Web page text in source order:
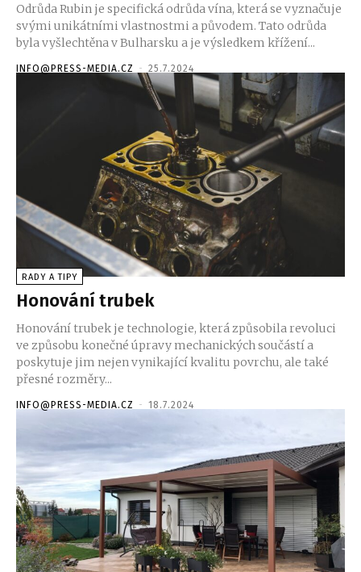
Odrůda Rubin je specifická odrůda vína, která se vyznačuje
svými unikátními vlastnostmi a původem. Tato odrůda
byla vyšlechtěna v Bulharsku a je výsledkem křížení...
INFO@PRESS-MEDIA.CZ - 25.7.2024
RADY A TIPY
Honování trubek
Honování trubek je technologie, která způsobila revoluci
ve způsobu konečné úpravy mechanických součástí a
poskytuje jim nejen vynikající kvalitu povrchu, ale také
přesné rozměry...
INFO@PRESS-MEDIA.CZ - 18.7.2024